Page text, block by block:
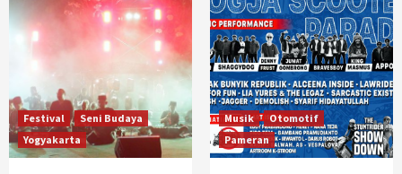
Festival
Seni Budaya
Yogyakarta
Musik
Otomotif
Pameran